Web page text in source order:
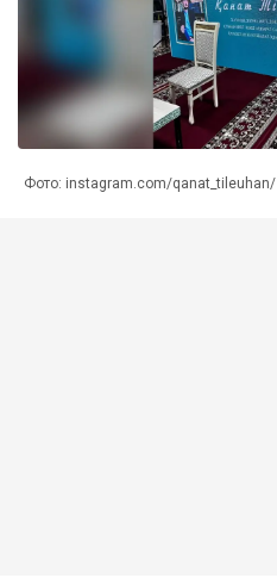
Фото: instagram.com/qanat_tileuhan/